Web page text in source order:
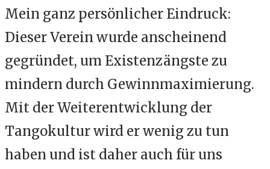
Mein ganz persönlicher Eindruck:
Dieser Verein wurde anscheinend
gegründet, um Existenzängste zu
mindern durch Gewinnmaximierung.
Mit der Weiterentwicklung der
Tangokultur wird er wenig zu tun
haben und ist daher auch für uns